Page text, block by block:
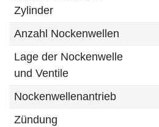
Zylinder
Anzahl Nockenwellen
Lage der Nockenwelle
und Ventile
Nockenwellenantrieb
Zündung